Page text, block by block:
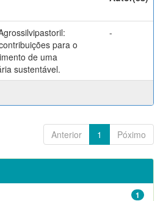
para o
de uma
sustentável.
-
Anterior 1 Póximo
1